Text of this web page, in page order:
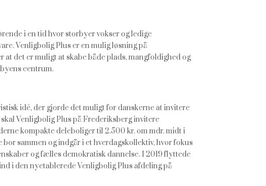
i en tid hvor storbyer vokser og ledige
Venligbolig Plus er en mulig løsning på
at det er muligt at skabe både plads, mangfoldighed og
centrum.
idé, der gjorde det muligt for danskerne at invitere
Venligbolig Plus på Frederiksberg invitere
kompakte deleboliger til 2.500 kr. om mdr. midt i
sammen og indgår i et hverdagskollektiv, hvor fokus
og fælles demokratisk dannelse. I 2019 flyttede
i den nyetablerede Venligbolig Plus afdeling på